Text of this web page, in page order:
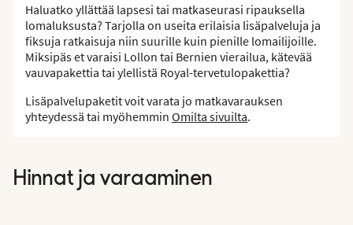
Haluatko yllättää lapsesi tai matkaseurasi ripauksella
lomaluksusta? Tarjolla on useita erilaisia lisäpalveluja ja
fiksuja ratkaisuja niin suurille kuin pienille lomailijoille.
Miksipäs et varaisi Lollon tai Bernien vierailua, kätevää
vauvapakettia tai ylellistä Royal-tervetulopakettia?
Lisäpalvelupaketit voit varata jo matkavarauksen
yhteydessä tai myöhemmin Omilta sivuilta.
Hinnat ja varaaminen